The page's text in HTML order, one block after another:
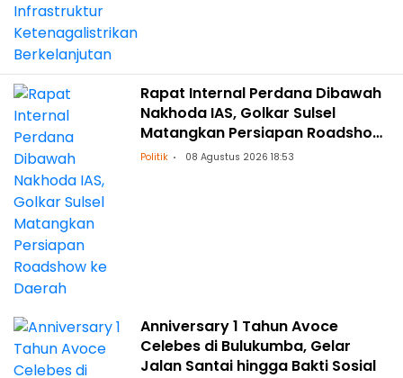
Rapat Internal Perdana Dibawah
Nakhoda IAS, Golkar Sulsel
Matangkan Persiapan Roadshow
ke Daerah
Politik 08 Agustus 2026 18:53
Anniversary 1 Tahun Avoce
Celebes di Bulukumba, Gelar
Jalan Santai hingga Bakti Sosial